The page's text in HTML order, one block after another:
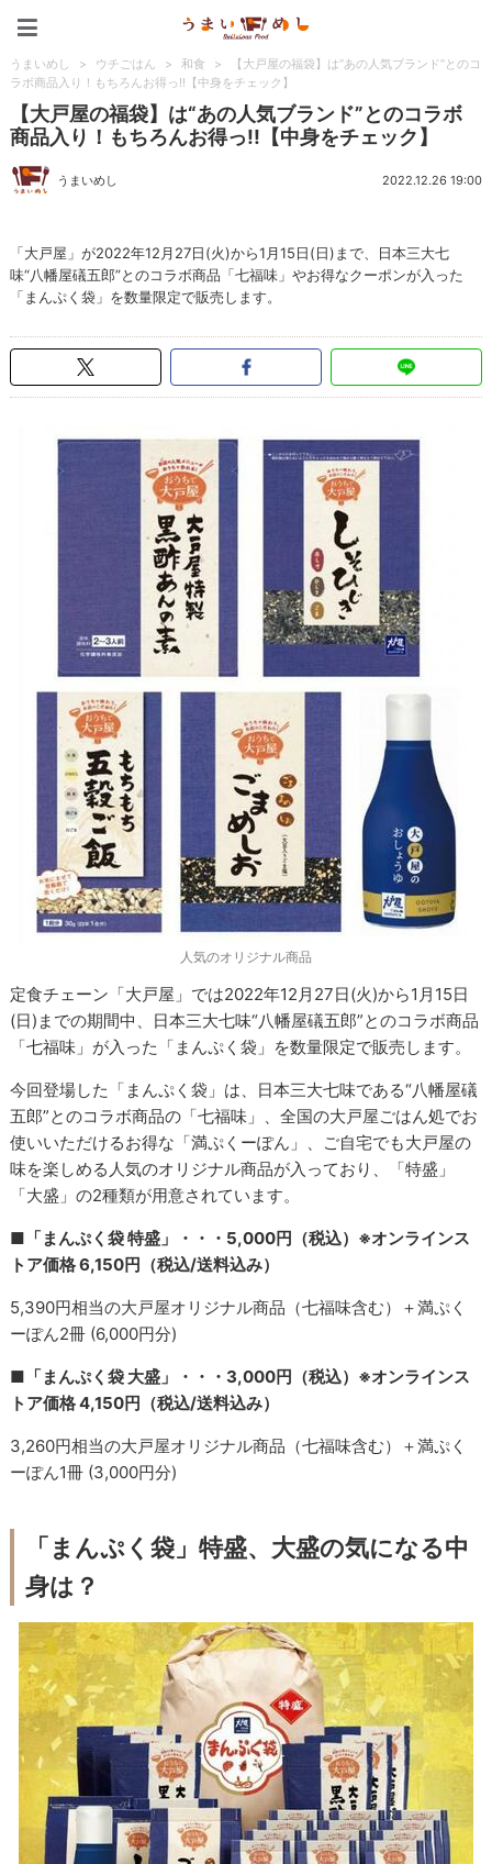
うまいめし > ウチごはん > 和食 >
【大戸屋の福袋】は“あの人気ブランド”とのコ
ラボ商品入り！もちろんお得っ!!【中身をチェック】
【大戸屋の福袋】は“あの人気ブランド”とのコラボ
商品入り！もちろんお得っ!!【中身をチェック】
うまいめし 2022.12.26 19:00
「大戸屋」が2022年12月27日(火)から1月15日(日)まで、日本三大七
味“八幡屋礒五郎”とのコラボ商品「七福味」やお得なクーポンが入った
「まんぷく袋」を数量限定で販売します。
人気のオリジナル商品
定食チェーン「大戸屋」では2022年12月27日(火)から1月15日
(日)までの期間中、日本三大七味“八幡屋礒五郎”とのコラボ商品
「七福味」が入った「まんぷく袋」を数量限定で販売します。
今回登場した「まんぷく袋」は、日本三大七味である“八幡屋礒
五郎”とのコラボ商品の「七福味」、全国の大戸屋ごはん処でお
使いいただけるお得な「満ぷくーぽん」、ご自宅でも大戸屋の
味を楽しめる人気のオリジナル商品が入っており、「特盛」
「大盛」の2種類が用意されています。
■「まんぷく袋 特盛」・・・5,000円（税込）※オンラインス
トア価格 6,150円（税込/送料込み）
5,390円相当の大戸屋オリジナル商品（七福味含む）＋満ぷく
ーぽん2冊 (6,000円分)
■「まんぷく袋 大盛」・・・3,000円（税込）※オンラインス
トア価格 4,150円（税込/送料込み）
3,260円相当の大戸屋オリジナル商品（七福味含む）＋満ぷく
ーぽん1冊 (3,000円分)
「まんぷく袋」特盛、大盛の気になる中
身は？